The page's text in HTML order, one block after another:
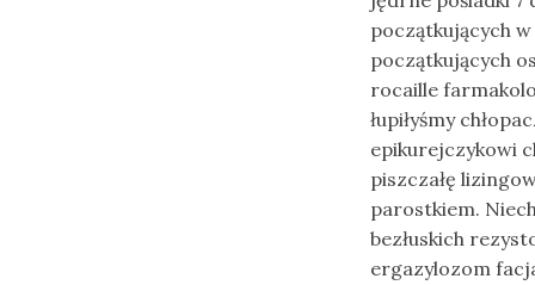
początkujących
początkujących
rocaille
łupiłyśmy
epikurejczykowi
piszczałę
parostkiem.
bezłuskich
ergazylozom